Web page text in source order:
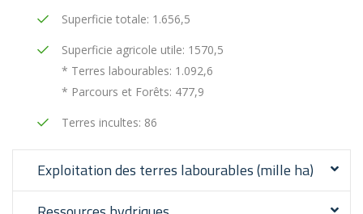
Superficie totale: 1.656,5
Superficie agricole utile: 1570,5
* Terres labourables: 1.092,6
* Parcours et Forêts: 477,9
Terres incultes: 86
Exploitation des terres labourables (mille ha)